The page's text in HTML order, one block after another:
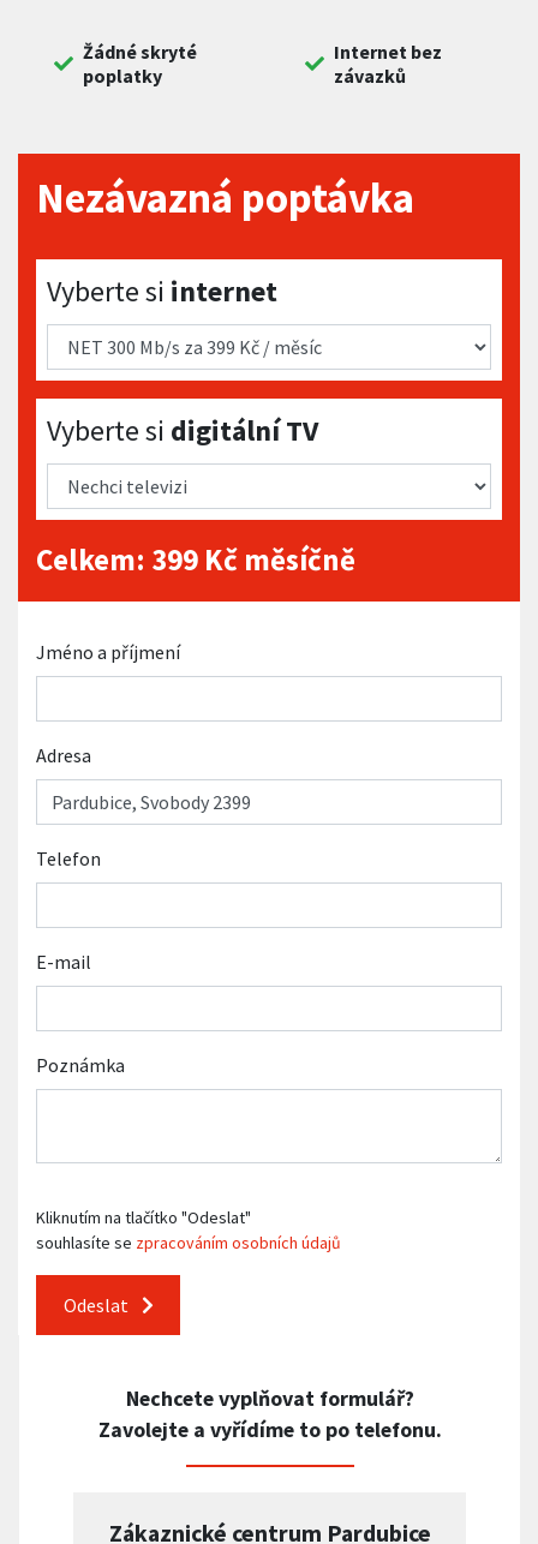
Žádné skryté
poplatky
Internet bez
závazků
Nezávazná poptávka
Vyberte si internet
Vyberte si internet
Vyberte si digitální TV
Vyberte si digitální TV
Celkem: 399 Kč měsíčně
Jméno a příjmení
Adresa
Telefon
E-mail
Poznámka
Kliknutím na tlačítko "Odeslat"
souhlasíte se zpracováním osobních údajů
Odeslat
Nechcete vyplňovat formulář?
Zavolejte a vyřídíme to po telefonu.
Zákaznické centrum Pardubice